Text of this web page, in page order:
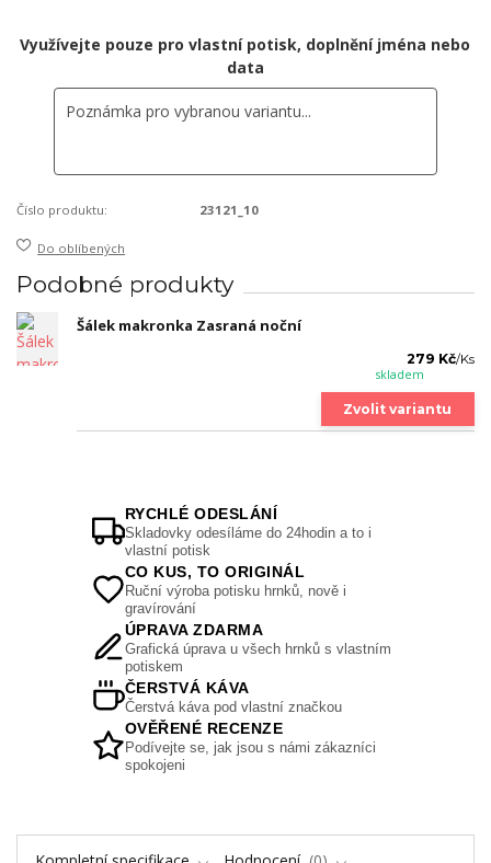
Využívejte pouze pro vlastní potisk, doplnění jména nebo
data
Číslo produktu: 23121_10
Do oblíbených
Podobné produkty
Šálek makronka Zasraná noční
279 Kč/Ks
skladem
Zvolit variantu
RYCHLÉ ODESLÁNÍ
Skladovky odesíláme do 24hodin a to i
vlastní potisk
CO KUS, TO ORIGINÁL
Ruční výroba potisku hrnků, nově i
gravírování
ÚPRAVA ZDARMA
Grafická úprava u všech hrnků s vlastním
potiskem
ČERSTVÁ KÁVA
Čerstvá káva pod vlastní značkou
OVĚŘENÉ RECENZE
Podívejte se, jak jsou s námi zákazníci
spokojeni